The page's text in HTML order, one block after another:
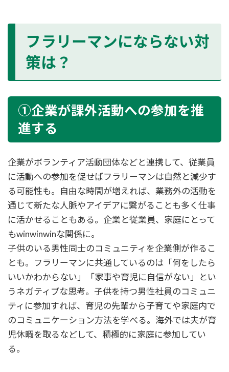
フラリーマンにならない対
策は？
①企業が課外活動への参加を推
進する
企業がボランティア活動団体などと連携して、従業員
に活動への参加を促せばフラリーマンは自然と減少す
る可能性も。自由な時間が増えれば、業務外の活動を
通じて新たな人脈やアイデアに繋がることも多く仕事
に活かせることもある。企業と従業員、家庭にとって
もwinwinwinな関係に。
子供のいる男性同士のコミュニティを企業側が作るこ
とも。フラリーマンに共通しているのは「何をしたら
いいかわからない」「家事や育児に自信がない」とい
うネガティブな思考。子供を持つ男性社員のコミュニ
ティに参加すれば、育児の先輩から子育てや家庭内で
のコミュニケーション方法を学べる。海外では夫が育
児休暇を取るなどして、積極的に家庭に参加してい
る。